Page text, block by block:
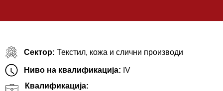
Сектор: Текстил, кожа и слични производи
Ниво на квалификација: IV
Квалификација: